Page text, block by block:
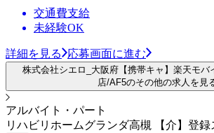
交通費支給
未経験OK
詳細を見る 応募画面に進む
株式会社シエロ_大阪府【携帯キャ】楽天モバ
店/AF5のその他の求人を見
アルバイト・パート
リハビリホームグランダ高槻 【介】登録